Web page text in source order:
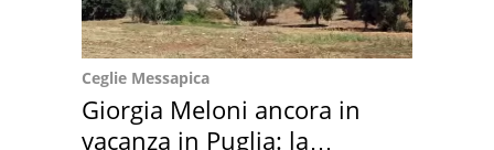
Ceglie Messapica
Giorgia Meloni ancora in
vacanza in Puglia: la